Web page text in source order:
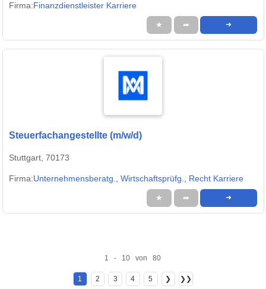
Firma:Finanzdienstleister Karriere
★ ➦ ➜
Steuerfachangestellte (m/w/d)
Stuttgart, 70173
Firma:Unternehmensberatg., Wirtschaftsprüfg., Recht Karriere
★ ➦ ➜
1 - 10 von 80
1 2 3 4 5 ❯ ❯❯